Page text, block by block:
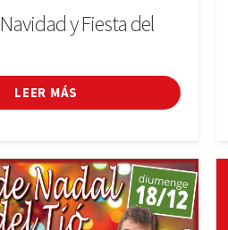
y Fiesta del
LEER MÁS